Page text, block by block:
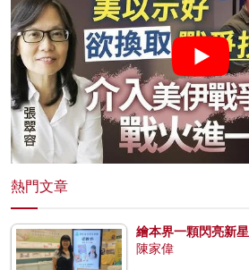
熱門文章
繪本界一顆閃亮新星
陳家偉